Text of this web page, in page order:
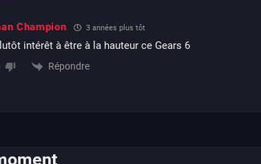
Champion 3 années plus tôt
intérêt à être à la hauteur ce Gears 6
Répondre